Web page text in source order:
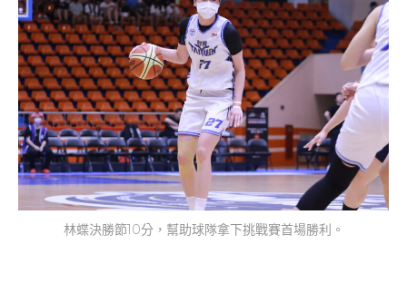
林蝶決勝節10分，幫助球隊拿下挑戰賽首場勝利。